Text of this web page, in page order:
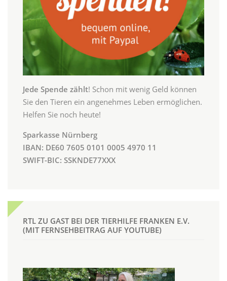
Jede Spende zählt! Schon mit wenig Geld können
Sie den Tieren ein angenehmes Leben ermöglichen.
Helfen Sie noch heute!
Sparkasse Nürnberg
IBAN: DE60 7605 0101 0005 4970 11
SWIFT-BIC: SSKNDE77XXX
RTL ZU GAST BEI DER TIERHILFE FRANKEN E.V.
(MIT FERNSEHBEITRAG AUF YOUTUBE)